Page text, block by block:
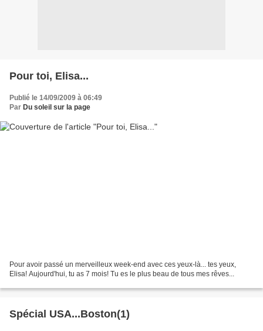
Pour toi, Elisa...
Publié le 14/09/2009 à 06:49
Par Du soleil sur la page
Pour avoir passé un merveilleux week-end avec ces yeux-là... tes yeux,
Elisa! Aujourd'hui, tu as 7 mois! Tu es le plus beau de tous mes rêves...
Spécial USA...Boston(1)